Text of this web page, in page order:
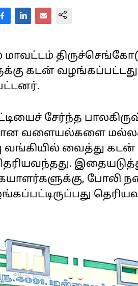
கடன்
சேர்ந்த
வளையல்களை
வங்கியில் வைத்து
போலி